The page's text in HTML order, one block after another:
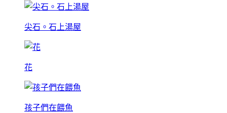
尖石。石上湯屋
花
孩子們在餵魚